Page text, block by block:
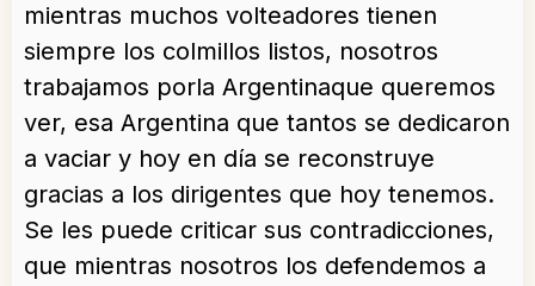
mientras muchos volteadores tienen
siempre los colmillos listos, nosotros
trabajamos porla Argentinaque queremos
ver, esa Argentina que tantos se dedicaron
a vaciar y hoy en día se reconstruye
gracias a los dirigentes que hoy tenemos.
Se les puede criticar sus contradicciones,
que mientras nosotros los defendemos a